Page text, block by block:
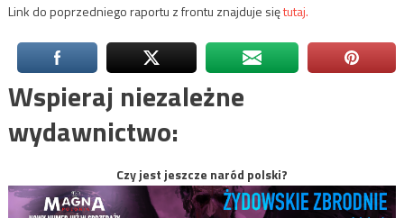
Link do poprzedniego raportu z frontu znajduje siętutaj.
Wspieraj niezależne
wydawnictwo:
Czy jest jeszcze naród polski?